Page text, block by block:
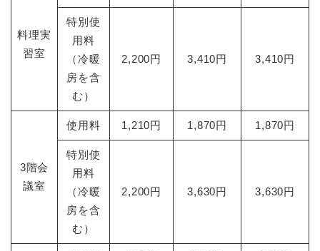
料理実
習室
特別使
用料
（冷暖
房を含
む）
2,200円 3,410円 3,410円
3階会
議室
使用料 1,210円 1,870円 1,870円
特別使
用料
（冷暖
房を含
む）
2,200円 3,630円 3,630円